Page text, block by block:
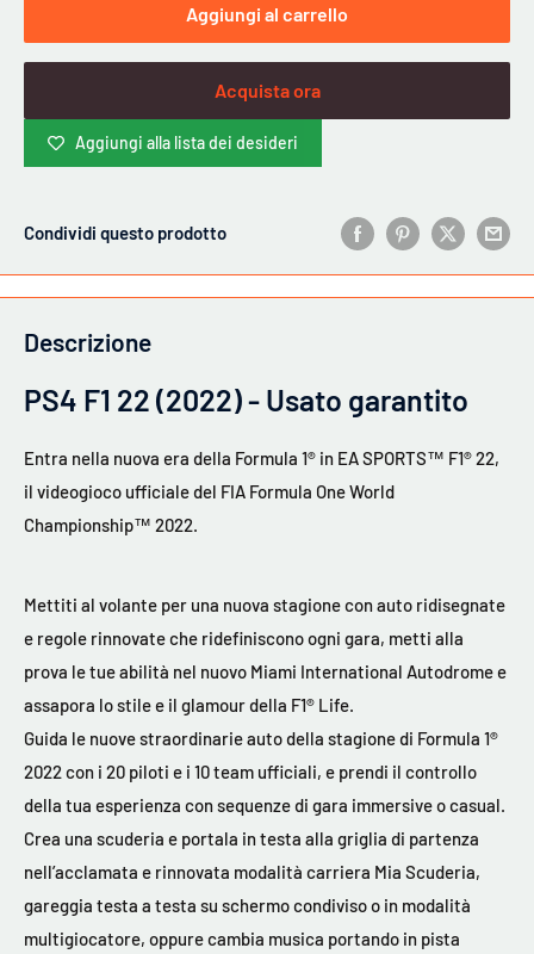
Aggiungi al carrello
Acquista ora
Aggiungi alla lista dei desideri
Condividi questo prodotto
Descrizione
PS4 F1 22 (2022) - Usato garantito
Entra nella nuova era della Formula 1® in EA SPORTS™ F1® 22,
il videogioco ufficiale del FIA Formula One World
Championship™ 2022.
Mettiti al volante per una nuova stagione con auto ridisegnate
e regole rinnovate che ridefiniscono ogni gara, metti alla
prova le tue abilità nel nuovo Miami International Autodrome e
assapora lo stile e il glamour della F1® Life.
Guida le nuove straordinarie auto della stagione di Formula 1®
2022 con i 20 piloti e i 10 team ufficiali, e prendi il controllo
della tua esperienza con sequenze di gara immersive o casual.
Crea una scuderia e portala in testa alla griglia di partenza
nell’acclamata e rinnovata modalità carriera Mia Scuderia,
gareggia testa a testa su schermo condiviso o in modalità
multigiocatore, oppure cambia musica portando in pista